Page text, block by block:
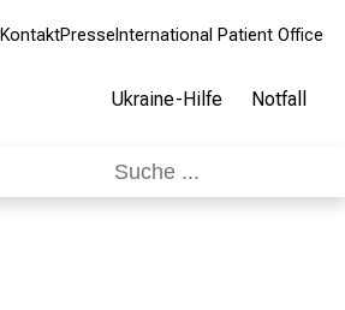
KontaktPresse International Patient Office
Ukraine-Hilfe Notfall